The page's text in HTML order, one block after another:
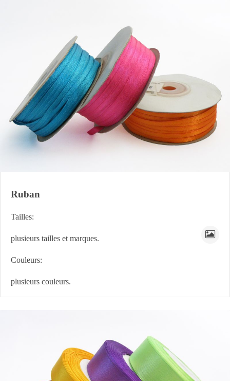
Ruban
Tailles:
plusieurs tailles et marques.
Couleurs:
plusieurs couleurs.